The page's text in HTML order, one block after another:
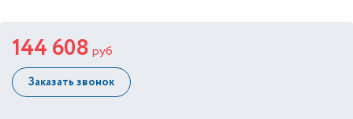
144 608 руб
Заказать звонок